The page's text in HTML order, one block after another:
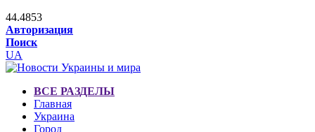
44.4853
Авторизация
Поиск
UA
ВСЕ РАЗДЕЛЫ
Главная
Украина
Город